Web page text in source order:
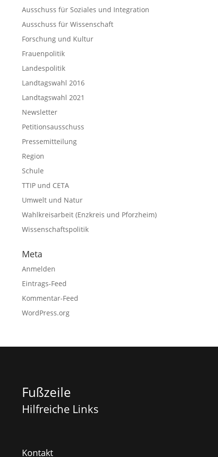
Ausschuss für Soziales und Integration
Ausschuss für Wissenschaft
Forschung und Kultur
Frauenpolitik
Landespolitik
Landtagswahl 2016
Landtagswahl 2021
Newsletter
Petitionsausschuss
Pressemitteilung
Region
Schule
TTIP und CETA
Umwelt und Natur
Wahlkreisarbeit (Enzkreis und Pforzheim)
Wissenschaftspolitik
Meta
Anmelden
Eintrags-Feed
Kommentar-Feed
WordPress.org
Fußzeile
Hilfreiche Links
Kontakt